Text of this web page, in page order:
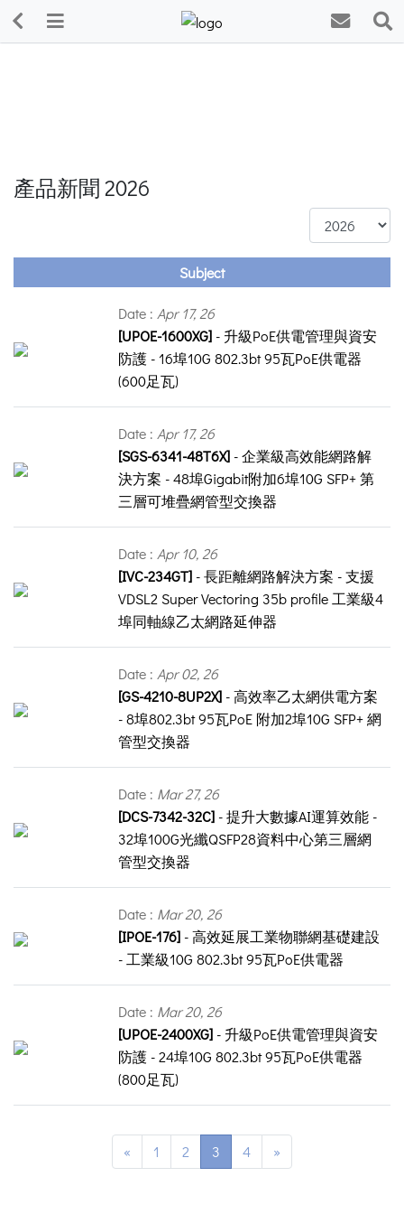
產品新聞 2026
Subject
Date : Apr 17, 26
[UPOE-1600XG] - 升級PoE供電管理與資安
防護 - 16埠10G 802.3bt 95瓦PoE供電器
(600足瓦)
Date : Apr 17, 26
[SGS-6341-48T6X] - 企業級高效能網路解
決方案 - 48埠Gigabit附加6埠10G SFP+ 第
三層可堆疊網管型交換器
Date : Apr 10, 26
[IVC-234GT] - 長距離網路解決方案 - 支援
VDSL2 Super Vectoring 35b profile 工業級4
埠同軸線乙太網路延伸器
Date : Apr 02, 26
[GS-4210-8UP2X] - 高效率乙太網供電方案
- 8埠802.3bt 95瓦PoE 附加2埠10G SFP+ 網
管型交換器
Date : Mar 27, 26
[DCS-7342-32C] - 提升大數據AI運算效能 -
32埠100G光纖QSFP28資料中心第三層網
管型交換器
Date : Mar 20, 26
[IPOE-176] - 高效延展工業物聯網基礎建設
- 工業級10G 802.3bt 95瓦PoE供電器
Date : Mar 20, 26
[UPOE-2400XG] - 升級PoE供電管理與資安
防護 - 24埠10G 802.3bt 95瓦PoE供電器
(800足瓦)
« 1 2 3 4 »